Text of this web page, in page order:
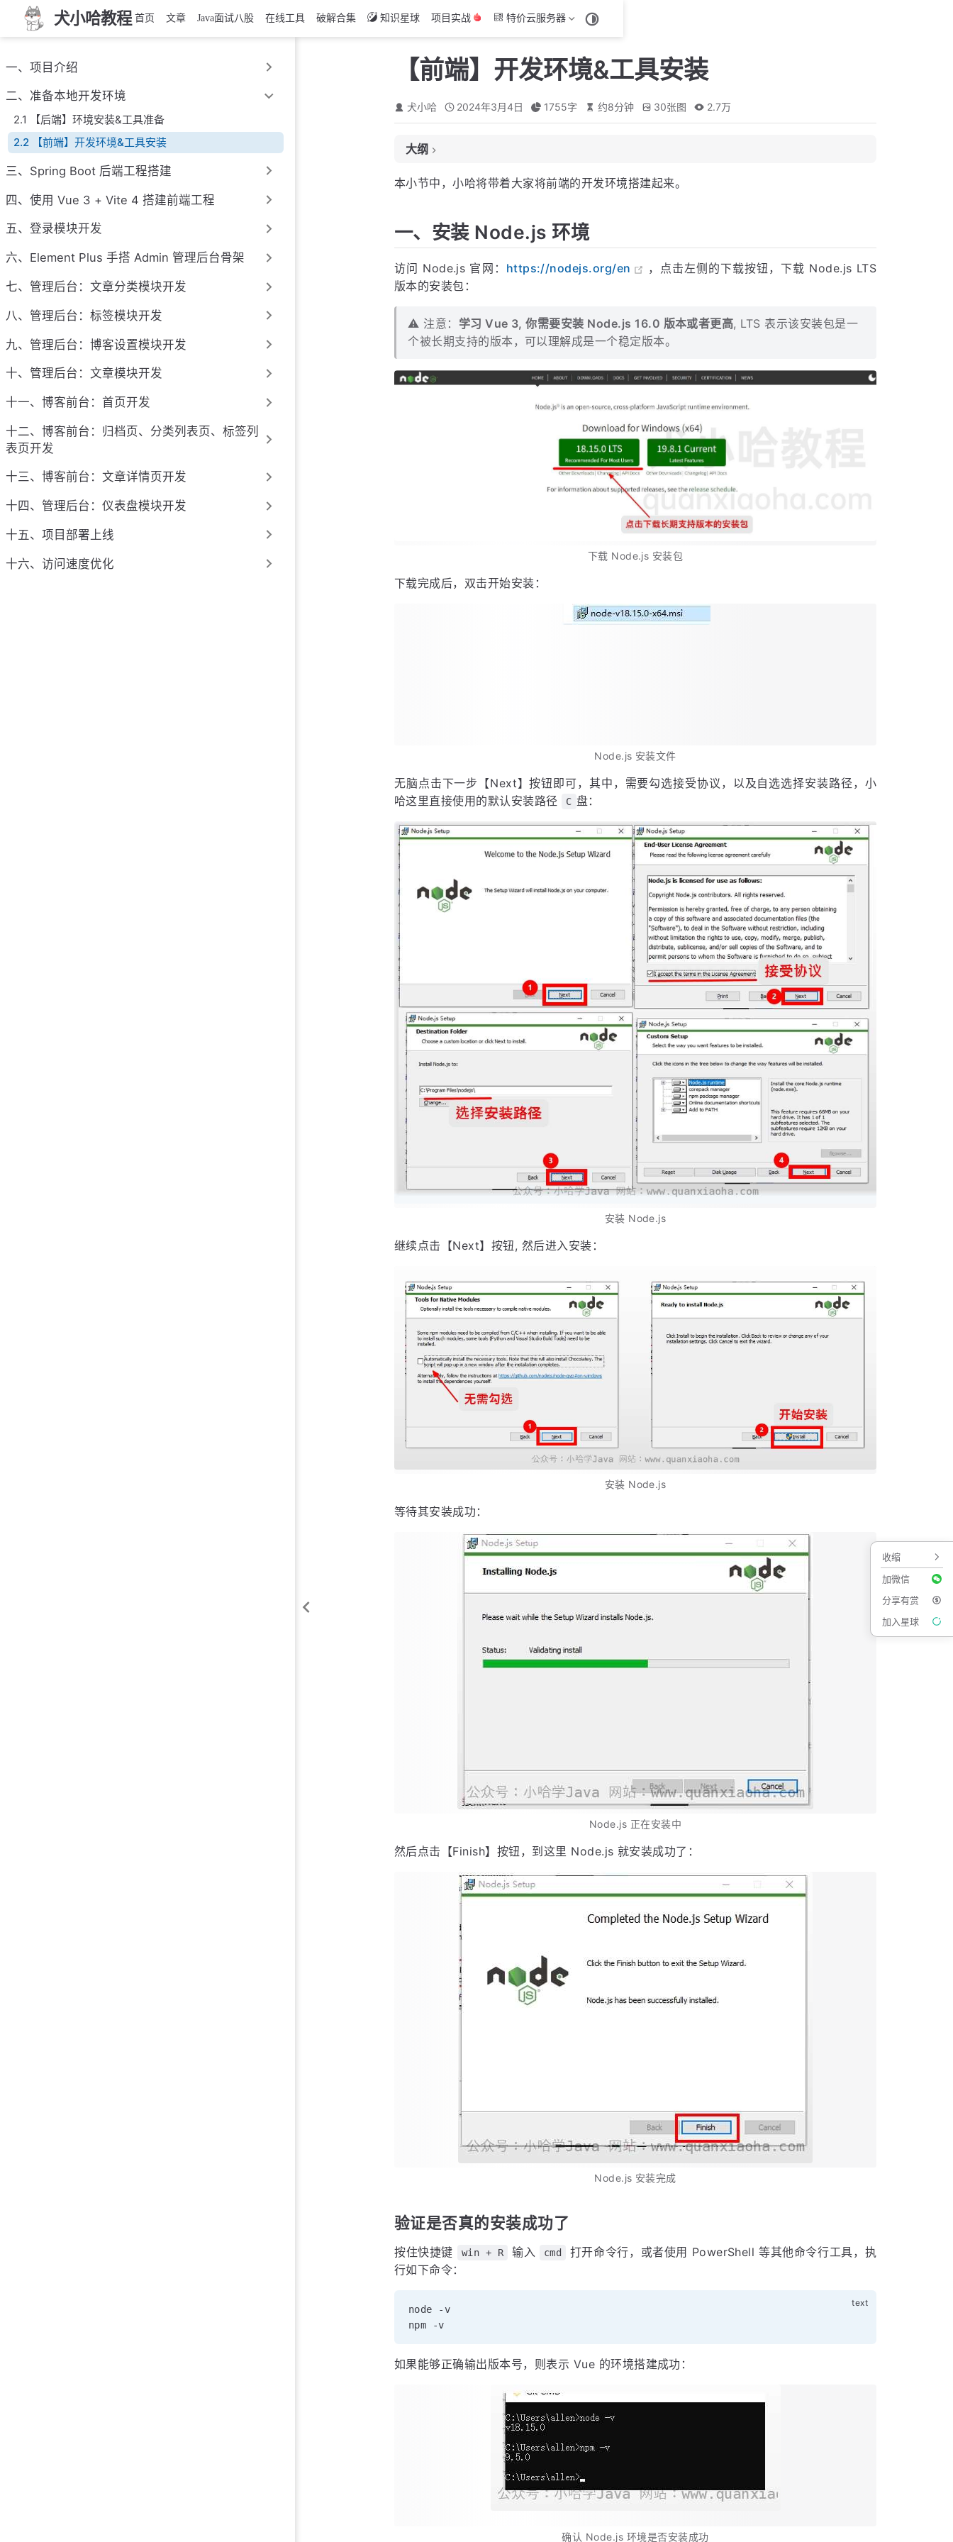
犬小哈教程 首页 文章 Java面试八股 在线工具 破解合集 知识星球 项目实战 特价云服务器
一、项目介绍
二、准备本地开发环境
2.1 【后端】环境安装&工具准备
2.2 【前端】开发环境&工具安装
三、Spring Boot 后端工程搭建
四、使用 Vue 3 + Vite 4 搭建前端工程
五、登录模块开发
六、Element Plus 手搭 Admin 管理后台骨架
七、管理后台：文章分类模块开发
八、管理后台：标签模块开发
九、管理后台：博客设置模块开发
十、管理后台：文章模块开发
十一、博客前台：首页开发
十二、博客前台：归档页、分类列表页、标签列
表页开发
十三、博客前台：文章详情页开发
十四、管理后台：仪表盘模块开发
十五、项目部署上线
十六、访问速度优化
【前端】开发环境&工具安装
犬小哈 2024年3月4日 1755字 约8分钟 30张图 2.7万
大纲
一、安装 Node.js 环境
二、安装开发工具 VSCode
VSCode 简介
下载安装包
使用界面
设置中文
相关插件安装
本小节中，小哈将带着大家将前端的开发环境搭建起来。
一、安装 Node.js 环境
访问 Node.js 官网： https://nodejs.org/en
，点击左侧的下载按钮，下载 Node.js LTS
版本的安装包：
⚠️ 注意： 学习 Vue 3, 你需要安装 Node.js 16.0 版本或者更高, LTS 表示该安装包是一
个被长期支持的版本，可以理解成是一个稳定版本。
下载 Node.js 安装包
下载完成后，双击开始安装：
Node.js 安装文件
无脑点击下一步【Next】按钮即可，其中，需要勾选接受协议，以及自选选择安装路径，小
哈这里直接使用的默认安装路径
C 盘：
安装 Node.js
继续点击【Next】按钮, 然后进入安装：
安装 Node.js
等待其安装成功：
Node.js 正在安装中
然后点击【Finish】按钮，到这里 Node.js 就安装成功了：
Node.js 安装完成
验证是否真的安装成功了
按住快捷键 win + R 输入 cmd
打开命令行，或者使用 PowerShell 等其他命令行工具，执
行如下命令：
node -v
如果能够正确输出版本号，则表示 Vue 的环境搭建成功：
确认 Node.js 环境是否安装成功
收缩
加微信
分享有赏
加入星球